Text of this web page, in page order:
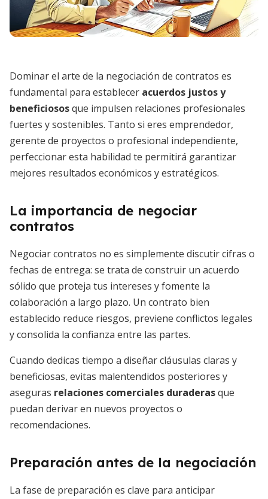
Dominar el arte de la negociación de contratos es
fundamental para establecer acuerdos justos y
beneficiososque impulsen relaciones profesionales
fuertes y sostenibles. Tanto si eres emprendedor,
gerente de proyectos o profesional independiente,
perfeccionar esta habilidad te permitirá garantizar
mejores resultados económicos y estratégicos.
La importancia de negociar
contratos
Negociar contratos no es simplemente discutir cifras o
fechas de entrega: se trata de construir un acuerdo
sólido que proteja tus intereses y fomente la
colaboración a largo plazo. Un contrato bien
establecido reduce riesgos, previene conflictos legales
y consolida la confianza entre las partes.
Cuando dedicas tiempo a diseñar cláusulas claras y
beneficiosas, evitas malentendidos posteriores y
aseguras relaciones comerciales duraderasque
puedan derivar en nuevos proyectos o
recomendaciones.
Preparación antes de la negociación
La fase de preparación es clave para anticipar